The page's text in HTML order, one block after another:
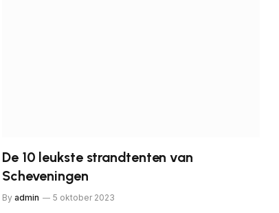
De 10 leukste strandtenten van
Scheveningen
By admin 5 oktober 2023